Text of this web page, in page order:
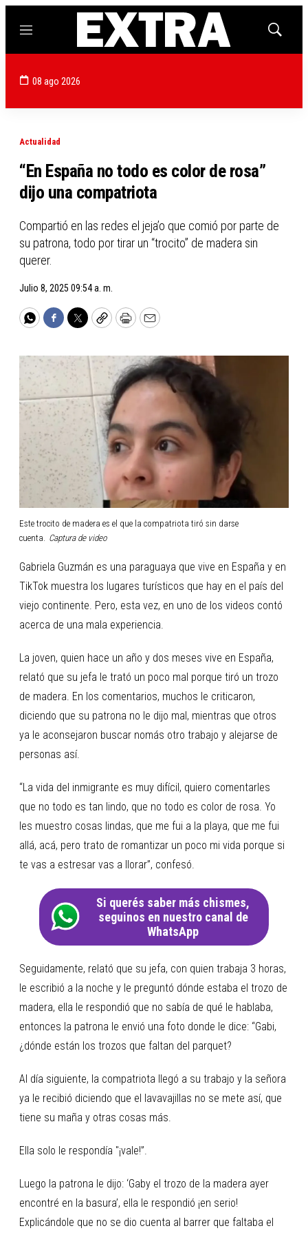
Menú
Mostrar
08 ago 2026
Actualidad
“En España no todo es color de rosa”
dijo una compatriota
Compartió en las redes el jeja’o que comió por parte de
su patrona, todo por tirar un “trocito” de madera sin
querer.
Julio 8, 2025 09:54 a. m.
WhatsApp
Facebook
TwitterCopyPrintEmail
Este trocito de madera es el que la compatriota tiró sin darse
cuenta.
Captura de video
Gabriela Guzmán es una paraguaya que vive en España y en
TikTok muestra los lugares turísticos que hay en el país del
viejo continente. Pero, esta vez, en uno de los videos contó
acerca de una mala experiencia.
La joven, quien hace un año y dos meses vive en España,
relató que su jefa le trató un poco mal porque tiró un trozo
de madera. En los comentarios, muchos le criticaron,
diciendo que su patrona no le dijo mal, mientras que otros
ya le aconsejaron buscar nomás otro trabajo y alejarse de
personas así.
“La vida del inmigrante es muy difícil, quiero comentarles
que no todo es tan lindo, que no todo es color de rosa. Yo
les muestro cosas lindas, que me fui a la playa, que me fui
allá, acá, pero trato de romantizar un poco mi vida porque si
te vas a estresar vas a llorar”, confesó.
Si querés saber más chismes,
seguinos en nuestro canal de
WhatsApp
Seguidamente, relató que su jefa, con quien trabaja 3 horas,
le escribió a la noche y le preguntó dónde estaba el trozo de
madera, ella le respondió que no sabía de qué le hablaba,
entonces la patrona le envió una foto donde le dice: “Gabi,
¿dónde están los trozos que faltan del parquet?
Al día siguiente, la compatriota llegó a su trabajo y la señora
ya le recibió diciendo que el lavavajillas no se mete así, que
tiene su maña y otras cosas más.
Ella solo le respondía "¡vale!”.
Luego la patrona le dijo: ‘Gaby el trozo de la madera ayer
encontré en la basura’, ella le respondió ¡en serio!
Explicándole que no se dio cuenta al barrer que faltaba el